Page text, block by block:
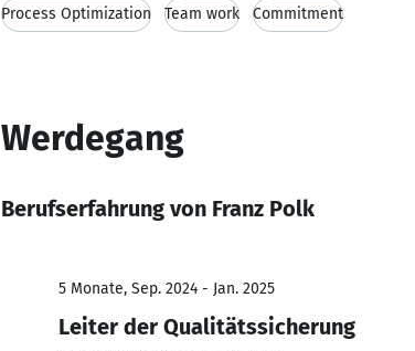
Process Optimization Team work Commitment
Werdegang
Berufserfahrung von Franz Polk
5 Monate, Sep. 2024 - Jan. 2025
Leiter der Qualitätssicherung